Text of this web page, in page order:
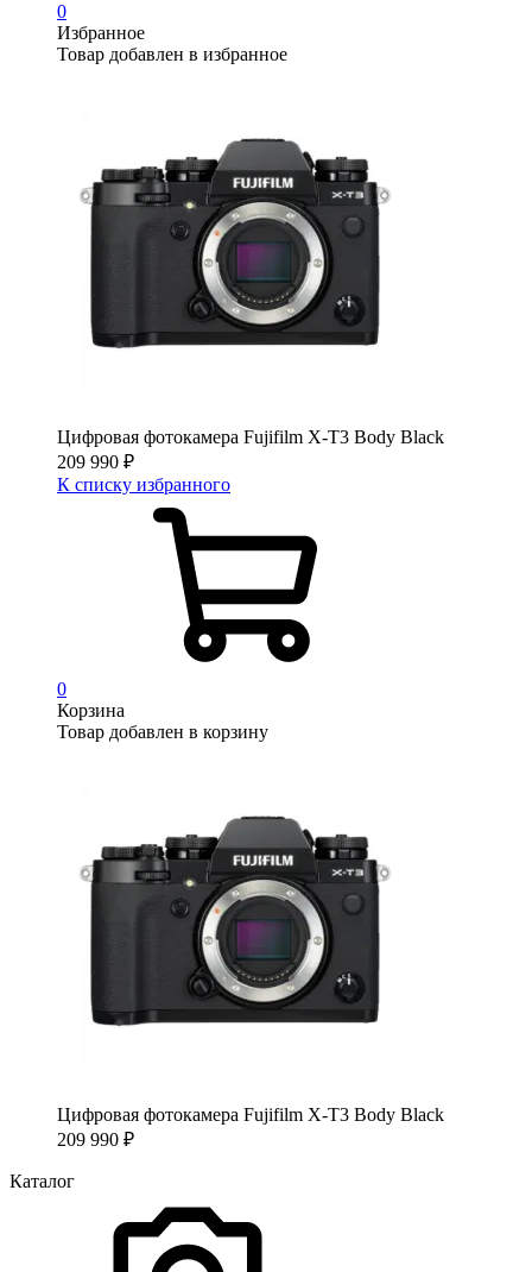
0
Избранное
Товар добавлен в избранное
Цифровая фотокамера Fujifilm X-T3 Body Black
209 990 ₽
К списку избранного
0
Корзина
Товар добавлен в корзину
Цифровая фотокамера Fujifilm X-T3 Body Black
209 990 ₽
Каталог